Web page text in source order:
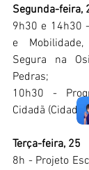
Segunda-feira,
9h30 e 14h30
e
Segura na
Pedras;
10h30 -
Cidadã
Terça-feira, 25
8h - Projeto